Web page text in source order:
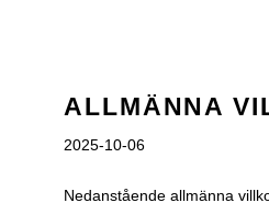
ALLMÄNNA
2025-10-06
Nedanstående allmänna